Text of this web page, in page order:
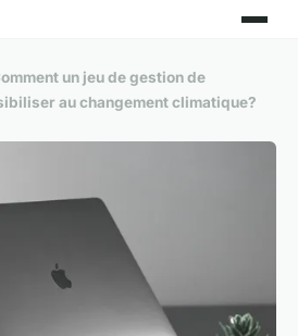
un jeu de gestion de
au changement climatique?